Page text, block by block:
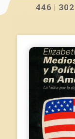
446 |